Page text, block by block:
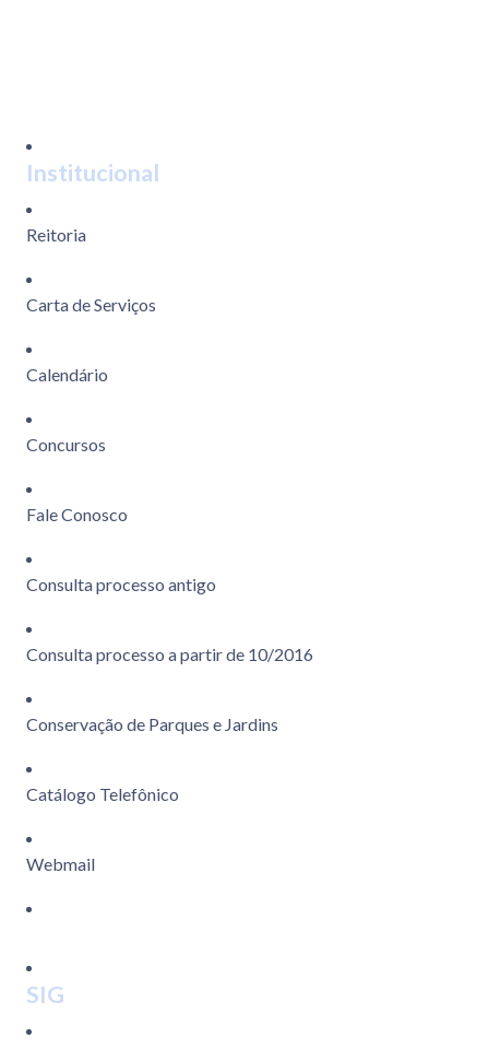
Institucional
Reitoria
Carta de Serviços
Calendário
Concursos
Fale Conosco
Consulta processo antigo
Consulta processo a partir de 10/2016
Conservação de Parques e Jardins
Catálogo Telefônico
Webmail
SIG